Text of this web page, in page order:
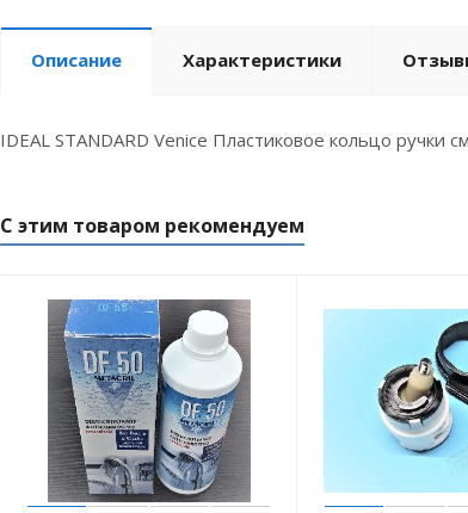
Описание Характеристики
IDEAL STANDARD Venice Пластиковое кольцо ручки
С этим товаром рекомендуем